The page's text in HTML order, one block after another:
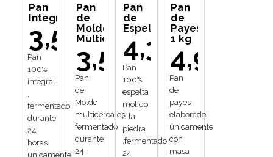
Pan
Integral
3,50
Pan
100%
integral
,
fermentado
durante
24
horas
únicamente
Pan
de
Molde
Multicereales
3,50
Pan
de
Molde
multicereales
fermentado
durante
24
Pan
de
Espelta
4,30
Pan
100%
espelta
molido
a la
piedra
,fermentado
24
Pan
de
Payes
1 kg
4,90
Pan
de
payes
elaborado
únicamente
con
masa